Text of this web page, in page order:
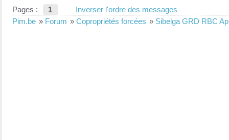
Pages : 1
Inverser l'ordre des messages
Pim.be » Forum » Copropriétés forcées » Sibelga GRD RBC